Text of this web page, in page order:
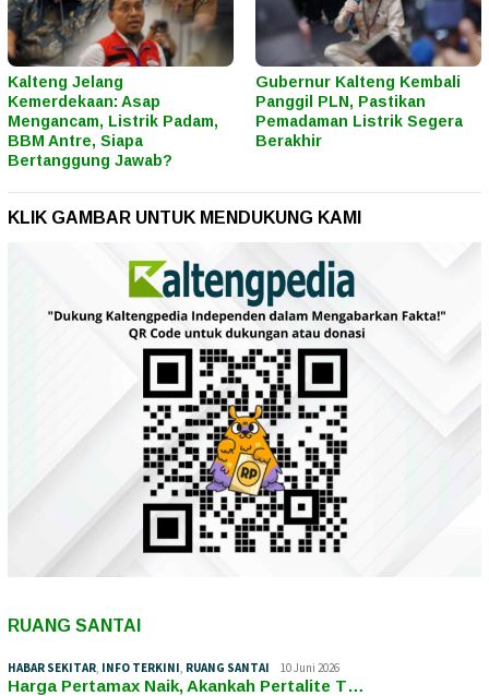
Kalteng Jelang
Kemerdekaan: Asap
Mengancam, Listrik Padam,
BBM Antre, Siapa
Bertanggung Jawab?
Gubernur Kalteng Kembali
Panggil PLN, Pastikan
Pemadaman Listrik Segera
Berakhir
KLIK GAMBAR UNTUK MENDUKUNG KAMI
RUANG SANTAI
HABAR SEKITAR INFO TERKINI RUANG SANTAI 10 Juni 2026
Harga Pertamax Naik, Akankah Pertalite T…